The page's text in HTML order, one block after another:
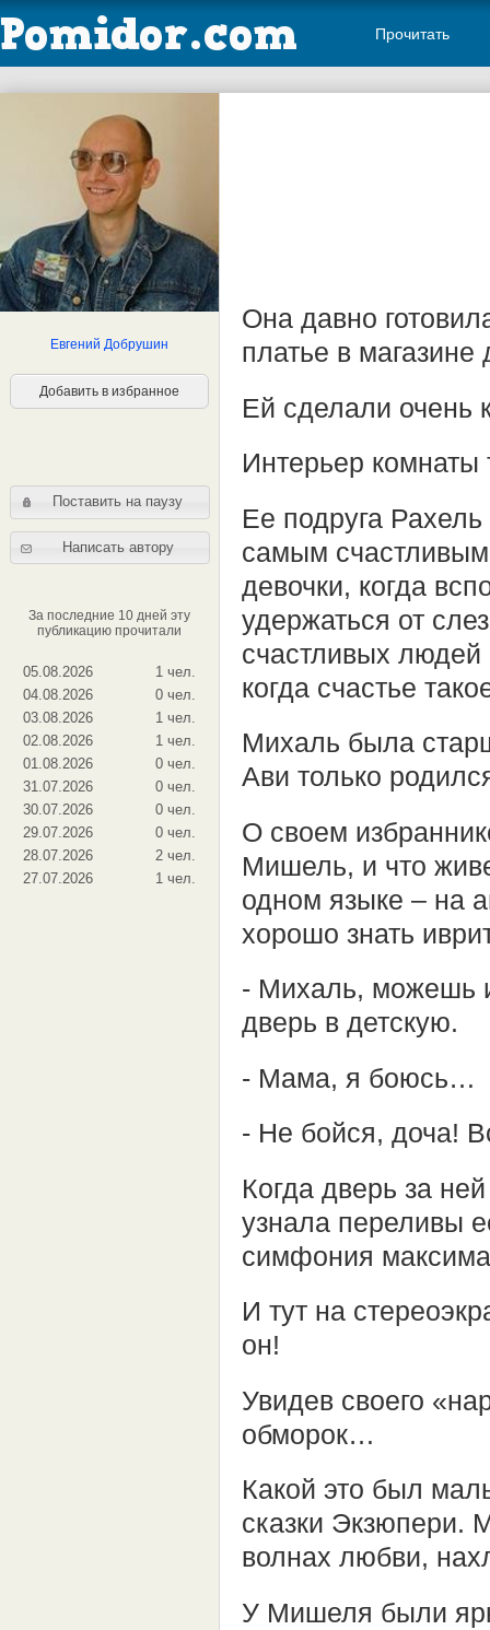
Прочитать
Евгений Добрушин
Добавить в избранное
Поставить на паузу
Написать автору
За последние 10 дней эту
публикацию прочитали
05.08.2026
1 чел.
04.08.2026
0 чел.
03.08.2026
1 чел.
02.08.2026
1 чел.
01.08.2026
0 чел.
31.07.2026
0 чел.
30.07.2026
0 чел.
29.07.2026
0 чел.
28.07.2026
2 чел.
27.07.2026
1 чел.
Она давно
платье в
Ей сделали очень
Интерьер
Ее подруга
самым
девочки, когда
удержаться от
счастливых
когда счастье
Михаль была
Ави только
О своем
Мишель, и что
одном языке – на
хорошо знать
- Михаль, можешь
дверь в детскую.
- Мама, я боюсь…
- Не бойся, доча!
Когда дверь за
узнала переливы
симфония
И тут на
он!
Увидев своего
обморок…
Какой это был
сказки Экзюпери.
волнах любви,
У Мишеля были